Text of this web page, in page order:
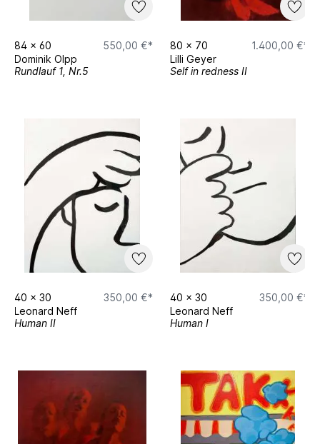
84 x 60
550,00 €*
Dominik Olpp
Rundlauf 1, Nr.5
80 x 70
1.400,00 €*
Lilli Geyer
Self in redness II
40 x 30
350,00 €*
Leonard Neff
Human II
40 x 30
350,00 €*
Leonard Neff
Human I